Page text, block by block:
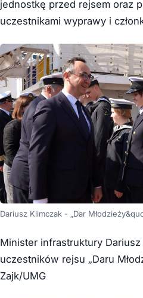
jednostkę przed rejsem oraz
uczestnikami wyprawy i
Dariusz Klimczak - „Dar
Minister infrastruktury
uczestników rejsu „Daru
Zajk/UMG